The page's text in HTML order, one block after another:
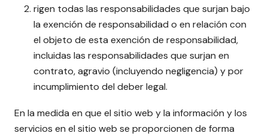
rigen todas las responsabilidades que surjan bajo
la exención de responsabilidad o en relación con
el objeto de esta exención de responsabilidad,
incluidas las responsabilidades que surjan en
contrato, agravio (incluyendo negligencia) y por
incumplimiento del deber legal.
En la medida en que el sitio web y la información y los
servicios en el sitio web se proporcionen de forma